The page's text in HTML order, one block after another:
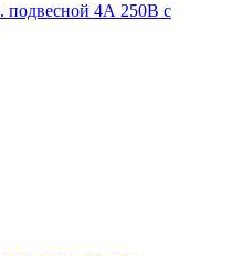
подвесной 4А 250В с